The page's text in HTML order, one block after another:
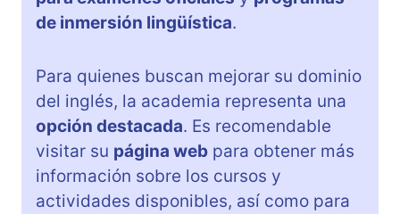
de inmersión lingüística.
Para quienes buscan mejorar su dominio
del inglés, la academia representa una
opción destacada. Es recomendable
visitar su página web para obtener más
información sobre los cursos y
actividades disponibles, así como para